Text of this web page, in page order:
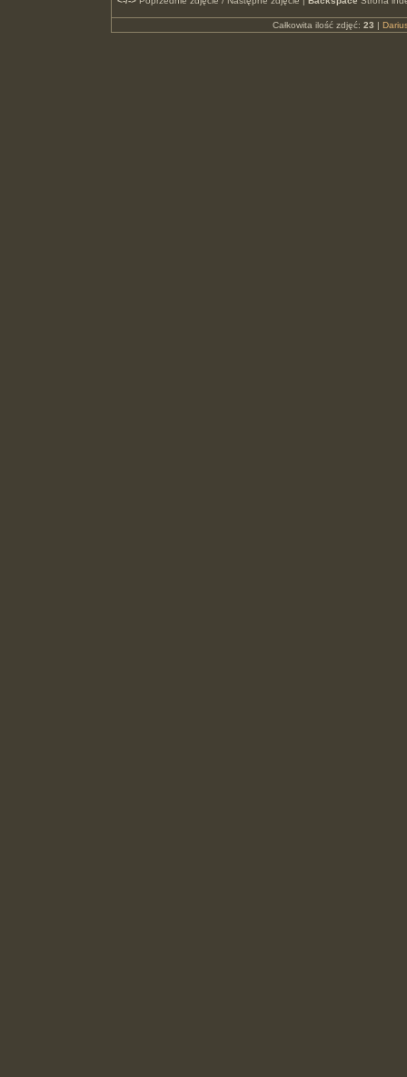
Całkowita ilość zdjęć: 23 |